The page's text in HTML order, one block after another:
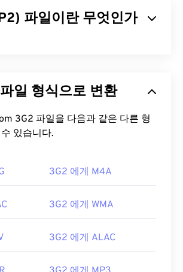
파일이란 무엇인가
다. CDMA는 모바일용 기술이므로,
통해 미디어를 캡처, 저장, 전송 및
다.
어떻게 여나요?
다. 3G2는 모바일용으로 설계되었지
을 쉽게 열 수 있습니다.
입니다. 대화형 메뉴는 지원하지 않
일 형식으로 변환
른 형
있습니다.
3G2 에게 M4A
3G2 에게 WMA
3G2 에게 ALAC